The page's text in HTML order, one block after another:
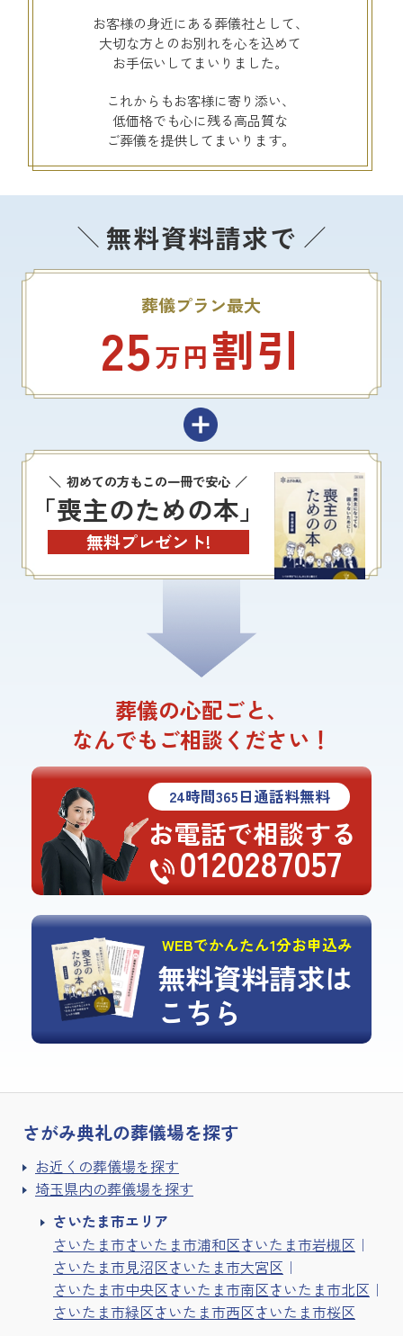
お客様の身近にある葬儀社として、
大切な方とのお別れを心を込めて
お手伝いしてまいりました。
これからもお客様に寄り添い、
低価格でも心に残る高品質な
ご葬儀を提供してまいります。
無料資料請求で
葬儀プラン最大
25万円割引
初めての方もこの一冊で安心
「喪主のための本」
無料プレゼント!
葬儀の心配ごと、
なんでもご相談ください！
24時間365日通話料無料
お電話で相談する
0120287057
WEBでかんたん1分お申込み
無料資料請求は
こちら
さがみ典礼の葬儀場を探す
お近くの葬儀場を探す
埼玉県内の葬儀場を探す
さいたま市エリア
さいたま市さいたま市浦和区さいたま市岩槻区
さいたま市見沼区さいたま市大宮区
さいたま市中央区さいたま市南区さいたま市北区
さいたま市緑区さいたま市西区さいたま市桜区